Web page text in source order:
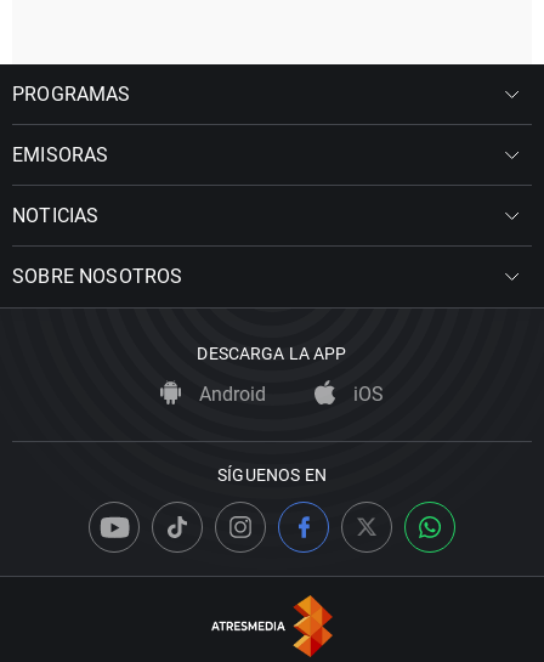
PROGRAMAS
EMISORAS
NOTICIAS
SOBRE NOSOTROS
DESCARGA LA APP
Android iOS
SÍGUENOS EN